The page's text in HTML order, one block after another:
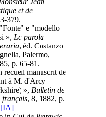
et de
379.
e "modello
», La parola
, éd. Costanzo
Palermo,
p. 65-81.
recueil manuscrit de
à M. d'Arcy
», Bulletin de
français, 8, 1882, p.
[IA]